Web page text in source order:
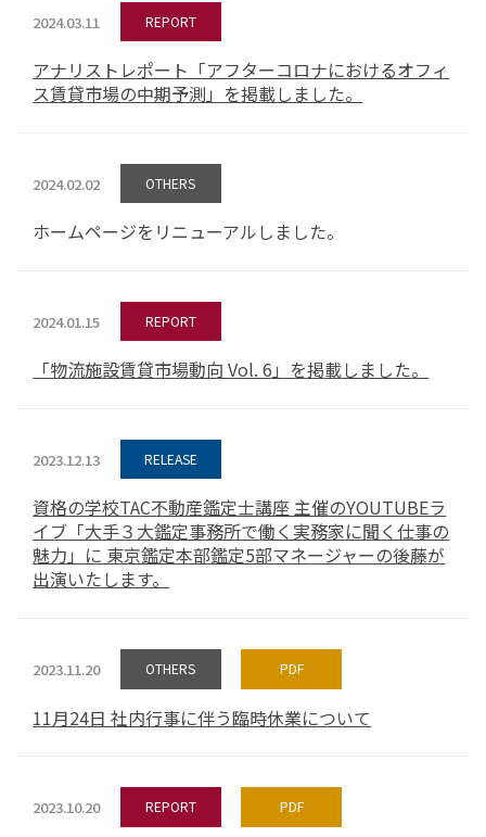
2024.03.11 REPORT
アナリストレポート「アフターコロナにおけるオフィ
ス賃貸市場の中期予測」を掲載しました。
2024.02.02 OTHERS
ホームページをリニューアルしました。
2024.01.15 REPORT
「物流施設賃貸市場動向 Vol. 6」を掲載しました。
2023.12.13 RELEASE
資格の学校TAC不動産鑑定士講座 主催のYOUTUBEラ
イブ「大手３大鑑定事務所で働く実務家に聞く仕事の
魅力」に 東京鑑定本部鑑定5部マネージャーの後藤が
出演いたします。
2023.11.20 OTHERS PDF
11月24日 社内行事に伴う臨時休業について
2023.10.20 REPORT PDF